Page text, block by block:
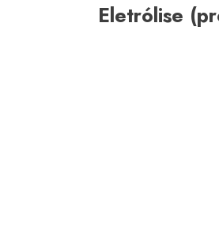
Eletrólise